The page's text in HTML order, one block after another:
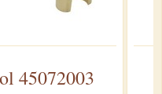
45072003